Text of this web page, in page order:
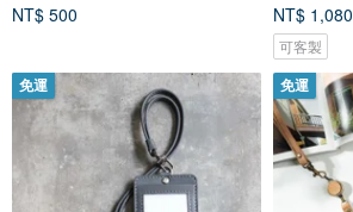
NT$ 500
NT$ 1,080
可客製
免運 免運